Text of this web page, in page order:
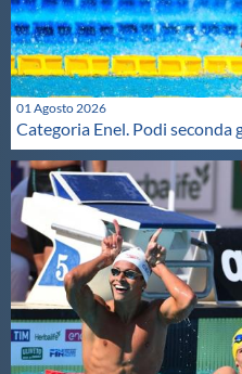
01 Agosto 2026
Categoria Enel. Podi seconda